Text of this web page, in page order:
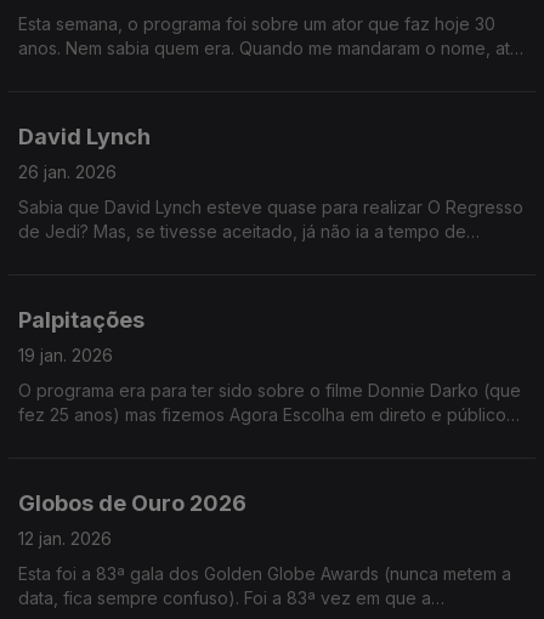
Esta semana, o programa foi sobre um ator que faz hoje 30
anos. Nem sabia quem era. Quando me mandaram o nome, até
David Lynch
26 jan. 2026
Sabia que David Lynch esteve quase para realizar O Regresso
de Jedi? Mas, se tivesse aceitado, já não ia a tempo de
Palpitações
19 jan. 2026
O programa era para ter sido sobre o filme Donnie Darko (que
fez 25 anos) mas fizemos Agora Escolha em direto e público
Globos de Ouro 2026
12 jan. 2026
Esta foi a 83ª gala dos Golden Globe Awards (nunca metem a
data, fica sempre confuso). Foi a 83ª vez em que a